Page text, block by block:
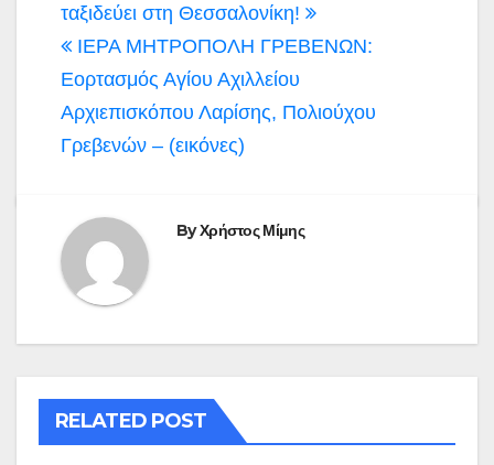
ταξιδεύει στη Θεσσαλονίκη!
ΙΕΡΑ ΜΗΤΡΟΠΟΛΗ ΓΡΕΒΕΝΩΝ:
Εορτασμός Αγίου Αχιλλείου
Αρχιεπισκόπου Λαρίσης, Πολιούχου
Γρεβενών – (εικόνες)
ByΧρήστος Μίμης
RELATED POST